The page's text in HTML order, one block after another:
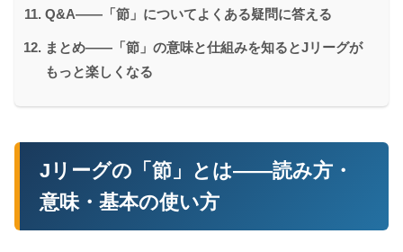
Q&A——「節」についてよくある疑問に答える
まとめ——「節」の意味と仕組みを知るとJリーグが
もっと楽しくなる
Jリーグの「節」とは——読み方・
意味・基本の使い方